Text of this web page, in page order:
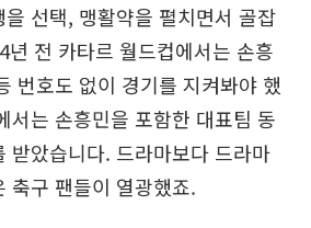
선택, 맹활약을 펼치면서 골잡
년 전 카타르 월드컵에서는 손흥
번호도 없이 경기를 지켜봐야 했
서는 손흥민을 포함한 대표팀 동
받았습니다. 드라마보다 드라마
축구 팬들이 열광했죠.